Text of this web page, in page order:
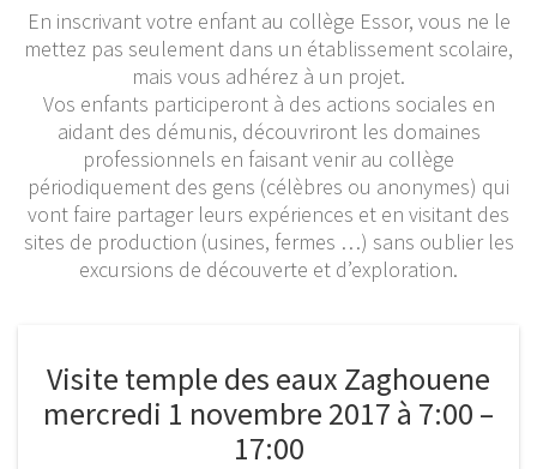
En inscrivant votre enfant au collège Essor, vous ne le
mettez pas seulement dans un établissement scolaire,
mais vous adhérez à un projet.
Vos enfants participeront à des actions sociales en
aidant des démunis, découvriront les domaines
professionnels en faisant venir au collège
périodiquement des gens (célèbres ou anonymes) qui
vont faire partager leurs expériences et en visitant des
sites de production (usines, fermes …) sans oublier les
excursions de découverte et d’exploration.
Visite temple des eaux Zaghouene
mercredi 1 novembre 2017 à 7:00 –
17:00